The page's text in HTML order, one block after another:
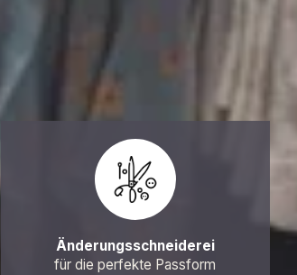
Änderungsschneiderei
für die perfekte Passform